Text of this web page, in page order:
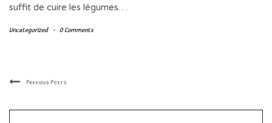
suffit de cuire les légumes…
Uncategorized - 0 Comments
Previous Posts